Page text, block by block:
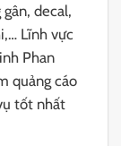
decal,
Lĩnh vực
Phan
quảng cáo
tốt nhất